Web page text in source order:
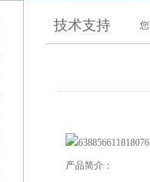
技术支持
产品简介：